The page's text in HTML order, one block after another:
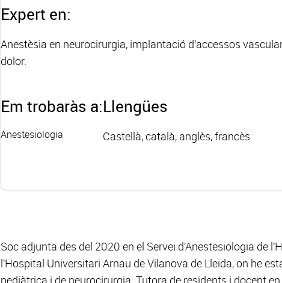
Expert en:
Anestèsia en neurocirurgia, implantació d’accessos
dolor.
Em trobaràs a:
Anestesiologia
Llengües
Castellà, català, anglès, francès
Soc adjunta des del 2020 en el Servei d’Anestesiologia de
l’Hospital Universitari Arnau de Vilanova de Lleida, on he
pediàtrica i de neurocirurgia. Tutora de residents i docent